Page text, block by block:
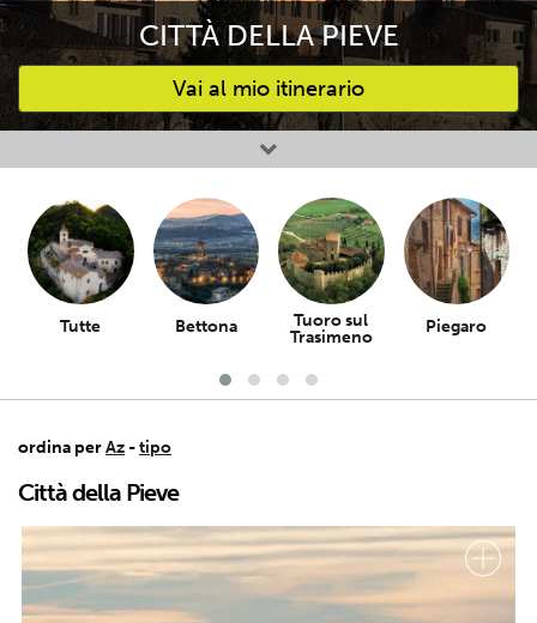
CITTÀ DELLA PIEVE
Vai al mio itinerario
Attività preferite
Tutte Bettona
Tuoro sul
Trasimeno
Piegaro
ordina perAz -tipo
Città della Pieve